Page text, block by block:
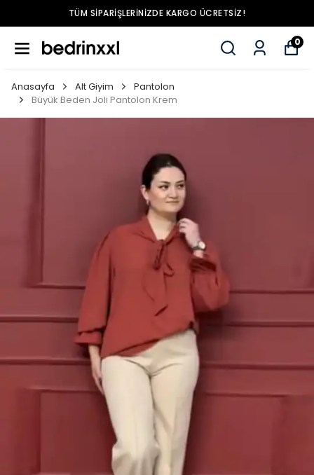
TÜM SIPARIŞLERINIZDE KARGO ÜCRETSIZ!
0
Anasayfa Alt Giyim
Pantolon
Büyük Beden Joli Pantolon Krem